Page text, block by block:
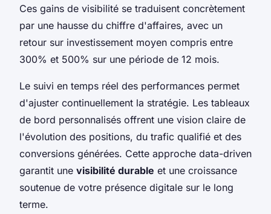
Ces gains de visibilité se traduisent concrètement
par une hausse du chiffre d'affaires, avec un
retour sur investissement moyen compris entre
300% et 500% sur une période de 12 mois.
Le suivi en temps réel des performances permet
d'ajuster continuellement la stratégie. Les tableaux
de bord personnalisés offrent une vision claire de
l'évolution des positions, du trafic qualifié et des
conversions générées. Cette approche data-driven
garantit une visibilité durable et une croissance
soutenue de votre présence digitale sur le long
terme.